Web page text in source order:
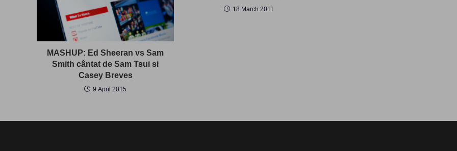
MASHUP: Ed Sheeran vs Sam
Smith cântat de Sam Tsui si
Casey Breves
9 April 2015
18 March 2011